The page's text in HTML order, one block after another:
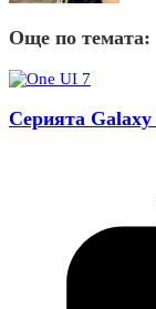
Още по темата:
Серията